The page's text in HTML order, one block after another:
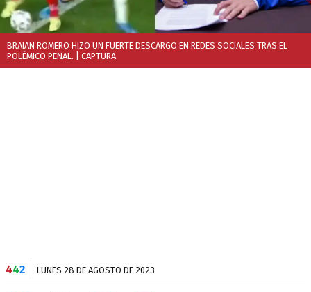
BRAIAN ROMERO HIZO UN FUERTE DESCARGO EN REDES SOCIALES TRAS EL
POLÉMICO PENAL. | CAPTURA
442 LUNES 28 DE AGOSTO DE 2023